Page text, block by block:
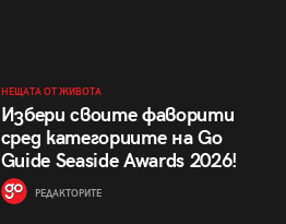
НЕЩАТА ОТ ЖИВОТА
Избери своите фаворити
сред категориите на Go
Guide Seaside Awards 2026!
РЕДАКТОРИТЕ